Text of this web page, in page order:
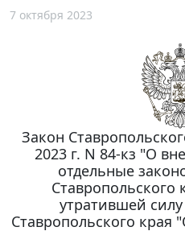
7 октября 2023
Закон
2023 г. N 84-кз "О
отдельные
Ставропольского
утратившей
Ставропольского края